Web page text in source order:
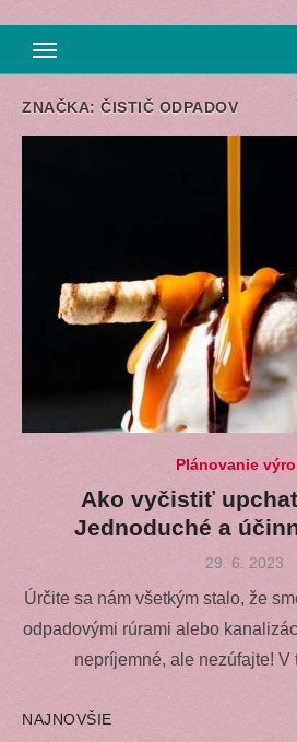
ZNAČKA: ČISTIČ ODPADOV
Plánovanie
Ako vyčistiť
Jednoduché a
Posted
29. 6. 2023
Úrčite sa nám všetkým stalo, že
odpadovými rúrami alebo
nepríjemné, ale nezúfajte!
NAJNOVŠIE